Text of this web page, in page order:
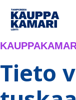
Siirry
sisältöön
Tieto